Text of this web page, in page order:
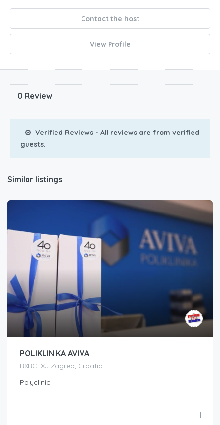
Contact the host
View Profile
0 Review
Verified Reviews - All reviews are from verified
guests.
Similar listings
POLIKLINIKA AVIVA
RXRC+XJ Zagreb, Croatia
Polyclinic